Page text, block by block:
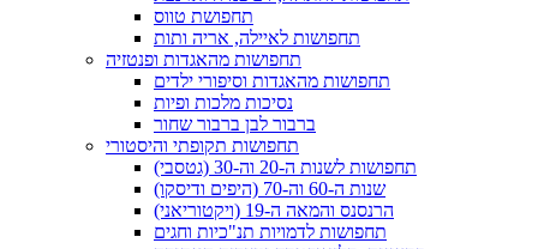
תחפושת טווס
תחפושות לאיילה, אריה ותות
תחפושות מהאגדות ופנטזיה
תחפושות מהאגדות וסיפורי ילדים
נסיכות מלכות ופיות
ברבור לבן ברבור שחור
תחפושות תקופתי והיסטורי
תחפושות לשנות ה-20 וה-30 (גטסבי)
שנות ה-60 וה-70 (היפים ודיסקו)
הרנסנס והמאה ה-19 (ויקטוריאני)
תחפושות לדמויות תנ"כיות וחגים